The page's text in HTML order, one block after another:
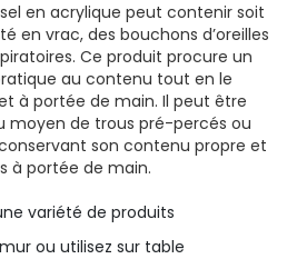
en acrylique peut contenir soit
en vrac, des bouchons d’oreilles
Ce produit procure un
au contenu tout en le
à portée de main. Il peut être
moyen de trous pré-percés ou
son contenu propre et
à portée de main.
variété de produits
ou utilisez sur table